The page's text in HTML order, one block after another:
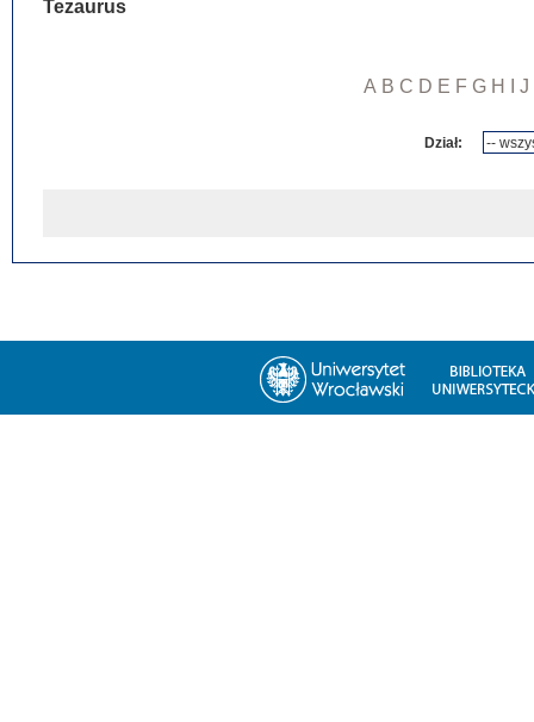
Tezaurus
A B C D E F G H J
Dział: